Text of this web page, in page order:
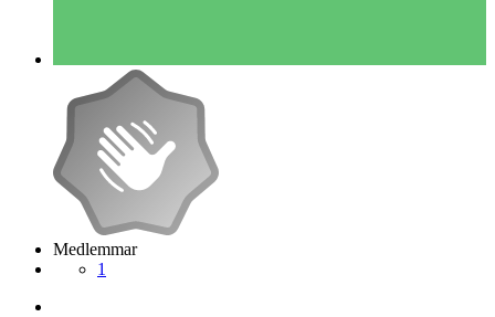
Medlemmar
1